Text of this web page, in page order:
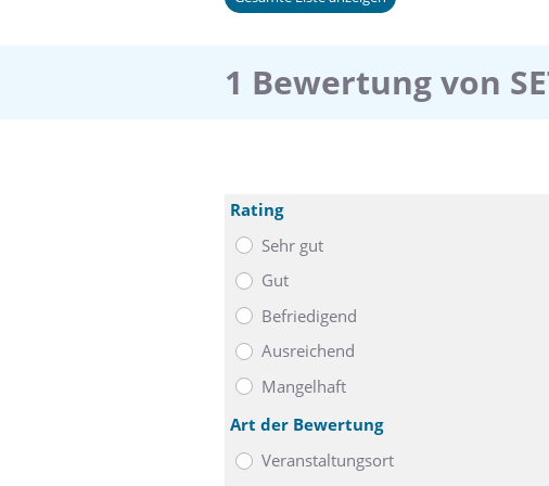
1 Bewertung von
Rating
Sehr gut
Gut
Befriedigend
Ausreichend
Mangelhaft
Art der Bewertung
Veranstaltungsort